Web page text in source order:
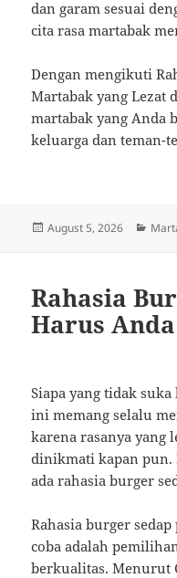
dan garam sesuai
cita rasa martabak
Dengan mengikuti
Martabak yang Lezat
martabak yang Anda
keluarga dan teman-
Posted
August 5, 2026
Rahasia
Harus
Siapa yang tidak
ini memang selalu
karena rasanya yang
dinikmati kapan pun.
ada rahasia burger
Rahasia burger
coba adalah
berkualitas. Menurut